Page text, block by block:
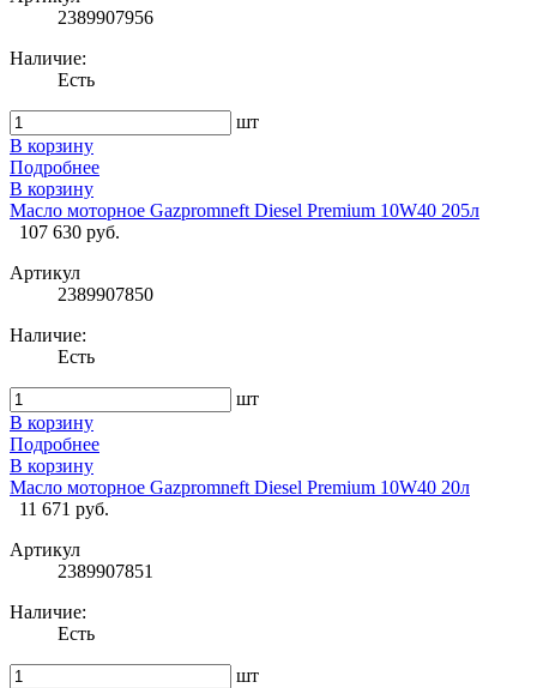
2389907956
Наличие:
Есть
шт
В корзину
Подробнее
В корзину
Масло моторное Gazpromneft Diesel Premium 10W40 205л
107 630 руб.
Артикул
2389907850
Наличие:
Есть
шт
В корзину
Подробнее
В корзину
Масло моторное Gazpromneft Diesel Premium 10W40 20л
11 671 руб.
Артикул
2389907851
Наличие:
Есть
шт